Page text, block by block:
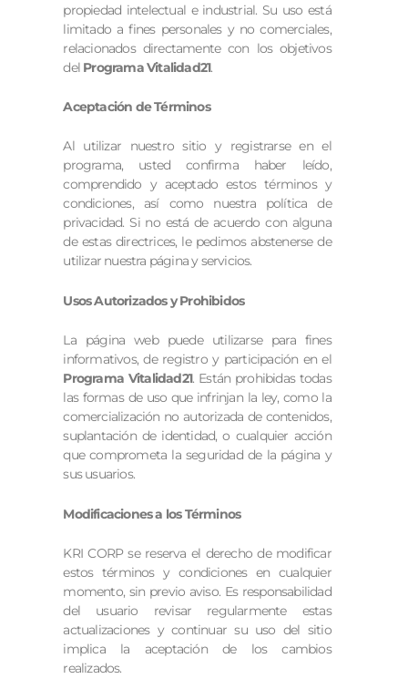
propiedad intelectual e industrial. Su uso está
limitado a fines personales y no comerciales,
relacionados directamente con los objetivos
del Programa Vitalidad21.
Aceptación de Términos
Al utilizar nuestro sitio y registrarse en el
programa, usted confirma haber leído,
comprendido y aceptado estos términos y
condiciones, así como nuestra política de
privacidad. Si no está de acuerdo con alguna
de estas directrices, le pedimos abstenerse de
utilizar nuestra página y servicios.
Usos Autorizados y Prohibidos
La página web puede utilizarse para fines
informativos, de registro y participación en el
Programa Vitalidad21. Están prohibidas todas
las formas de uso que infrinjan la ley, como la
comercialización no autorizada de contenidos,
suplantación de identidad, o cualquier acción
que comprometa la seguridad de la página y
sus usuarios.
Modificaciones a los Términos
KRI CORP se reserva el derecho de modificar
estos términos y condiciones en cualquier
momento, sin previo aviso. Es responsabilidad
del usuario revisar regularmente estas
actualizaciones y continuar su uso del sitio
implica la aceptación de los cambios
realizados.